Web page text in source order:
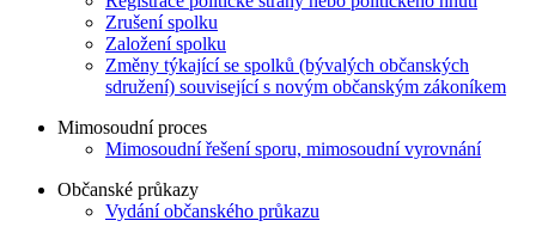
Zrušení spolku
Založení spolku
Změny týkající se spolků (bývalých občanských
sdružení) související s novým občanským zákoníkem
Mimosoudní proces
Mimosoudní řešení sporu, mimosoudní vyrovnání
Občanské průkazy
Vydání občanského průkazu